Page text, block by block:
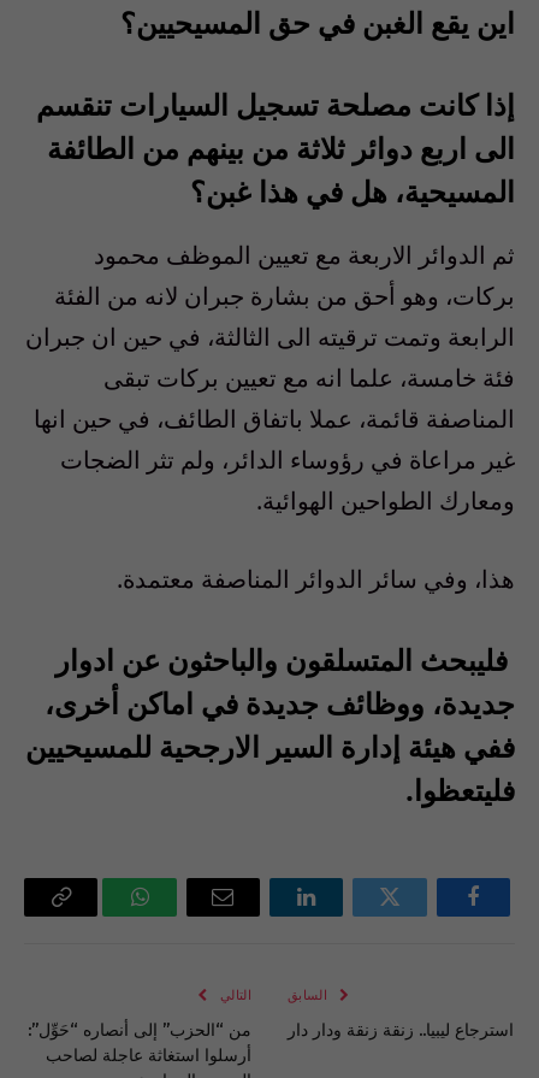
اين يقع الغبن في حق المسيحيين؟
إذا كانت مصلحة تسجيل السيارات تنقسم
الى اربع دوائر ثلاثة من بينهم من الطائفة
المسيحية، هل في هذا غبن؟
ثم الدوائر الاربعة مع تعيين الموظف محمود
بركات، وهو أحق من بشارة جبران لانه من الفئة
الرابعة وتمت ترقيته الى الثالثة، في حين ان جبران
فئة خامسة، علما انه مع تعيين بركات تبقى
المناصفة قائمة، عملا باتفاق الطائف، في حين انها
غير مراعاة في رؤوساء الدائر، ولم تثر الضجات
ومعارك الطواحين الهوائية.
هذا، وفي سائر الدوائر المناصفة معتمدة.
فليبحث المتسلقون والباحثون عن ادوار
جديدة، ووظائف جديدة في اماكن أخرى،
ففي هيئة إدارة السير الارجحية للمسيحيين
فليتعظوا.
فيسبوك تويتر لينكدإن
البريد
واتساب Copy
السابق
استرجاع ليبيا.. زنقة زنقة ودار دار
التالي
من “الحزب” إلى أنصاره “حَوِّل”:
أرسلوا استغاثة عاجلة لصاحب